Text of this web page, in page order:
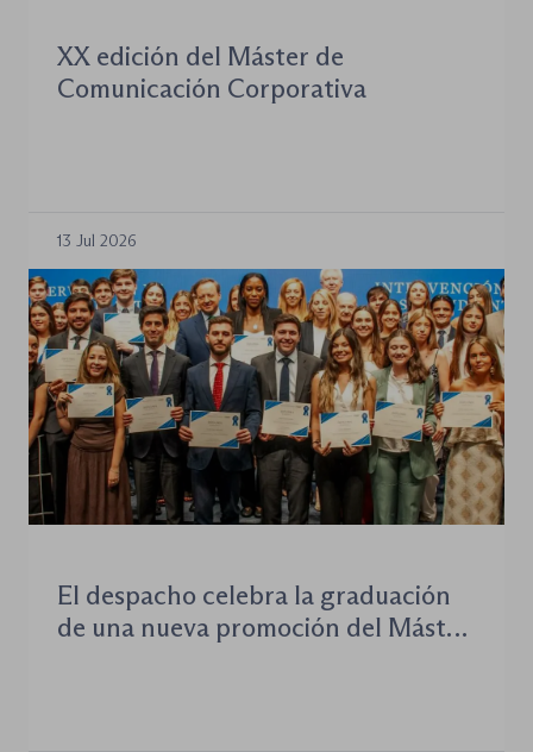
XX edición del Máster de
Comunicación Corporativa
13 Jul 2026
El despacho celebra la graduación
de una nueva promoción del Máster